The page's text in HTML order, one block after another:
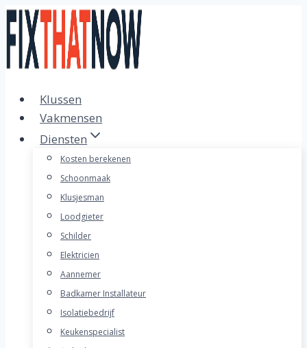
Doorgaan
naar
inhoud
Klussen
Vakmensen
Diensten
Kosten berekenen
Schoonmaak
Klusjesman
Loodgieter
Schilder
Elektricien
Aannemer
Badkamer Installateur
Isolatiebedrijf
Keukenspecialist